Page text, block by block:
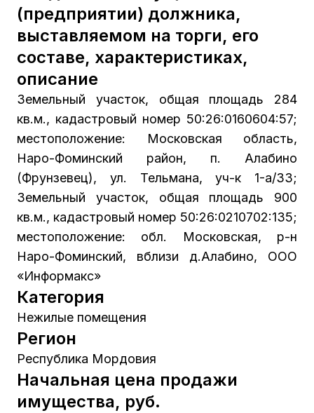
(предприятии) должника,
выставляемом на торги, его
составе, характеристиках,
описание
Земельный участок, общая площадь 284
кв.м., кадастровый номер 50:26:0160604:57;
местоположение: Московская область,
Наро-Фоминский район, п. Алабино
(Фрунзевец), ул. Тельмана, уч-к 1-а/33;
Земельный участок, общая площадь 900
кв.м., кадастровый номер 50:26:0210702:135;
местоположение: обл. Московская, р-н
Наро-Фоминский, вблизи д.Алабино, ООО
«Информакс»
Категория
Нежилые помещения
Регион
Республика Мордовия
Начальная цена продажи
имущества, руб.